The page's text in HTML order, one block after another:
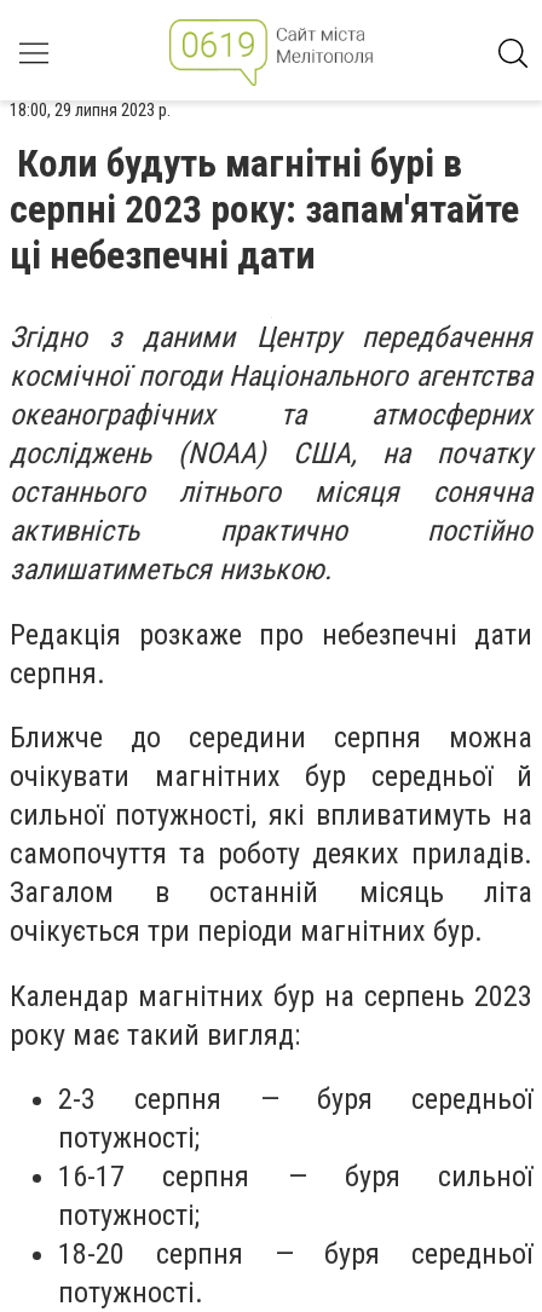
18:00, 29 липня 2023 р.
Коли будуть магнітні бурі в
серпні 2023 року: запам'ятайте
ці небезпечні дати
Згідно з даними Центру передбачення
космічної погоди Національного агентства
океанографічних та атмосферних
досліджень (NOAA) США, на початку
останнього літнього місяця сонячна
активність практично постійно
залишатиметься низькою.
Редакція розкаже про небезпечні дати
серпня.
Ближче до середини серпня можна
очікувати магнітних бур середньої й
сильної потужності, які впливатимуть на
самопочуття та роботу деяких приладів.
Загалом в останній місяць літа
очікується три періоди магнітних бур.
Календар магнітних бур на серпень 2023
року має такий вигляд:
2-3 серпня — буря середньої
потужності;
16-17 серпня — буря сильної
потужності;
18-20 серпня — буря середньої
потужності.